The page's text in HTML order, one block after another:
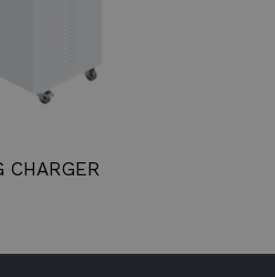
CHARGER